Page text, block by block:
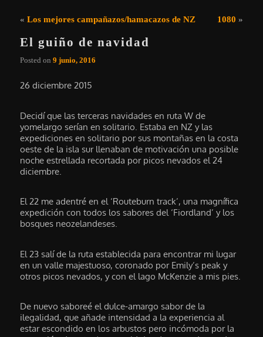
Navegación de entradas
«Los mejores campañazos/hamacazos de NZ 1080 »
El guiño de navidad
Posted on9 junio, 2016
26 diciembre 2015
Decidí que las terceras navidades en ruta W de
yomelargo serían en solitario. Estaba en NZ y las
expediciones en solitario por sus montañas en la costa
oeste de la isla sur llenaban de motivación una posible
noche estrellada recortada por picos nevados el 24
diciembre.
El 22 me adentré en el ‘Routeburn track’, una magnífica
expedición con todos los sabores del ‘Fiordland’ y los
bosques neozelandeses.
El 23 salí de la ruta establecida para encontrar mi lugar
en un valle majestuoso, coronado por Emily’s peak y
otros picos nevados, y con el lago McKenzie a mis pies.
De nuevo saboreé el dulce-amargo sabor de la
ilegalidad, que añade intensidad a la experiencia al
estar escondido en los arbustos pero incómoda por la